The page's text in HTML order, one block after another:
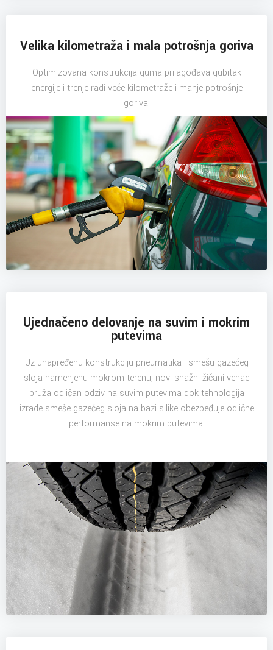
Velika kilometraža i mala potrošnja goriva
Optimizovana konstrukcija guma prilagođava gubitak
energije i trenje radi veće kilometraže i manje potrošnje
goriva.
Ujednačeno delovanje na suvim i mokrim
putevima
Uz unapređenu konstrukciju pneumatika i smešu gazećeg
sloja namenjenu mokrom terenu, novi snažni žičani venac
pruža odličan odziv na suvim putevima dok tehnologija
izrade smeše gazećeg sloja na bazi silike obezbeđuje odlične
performanse na mokrim putevima.